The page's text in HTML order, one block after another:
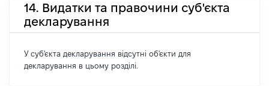
14. Видатки та правочини суб'єкта
декларування
У суб'єкта декларування відсутні об'єкти для
декларування в цьому розділі.